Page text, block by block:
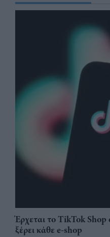
Έρχεται το TikTok Shop
ξέρει κάθε e-shop